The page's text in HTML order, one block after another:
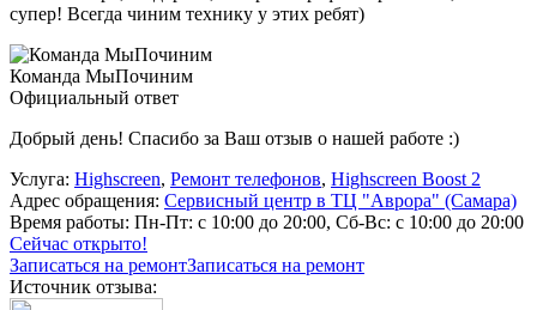
супер! Всегда чиним технику у этих ребят)
Команда МыПочиним
Официальный ответ
Добрый день! Спасибо за Ваш отзыв о нашей работе :)
Услуга: Highscreen, Ремонт телефонов, Highscreen Boost 2
Адрес обращения: Сервисный центр в ТЦ "Аврора" (Самара)
Время работы: Пн-Пт: с 10:00 до 20:00, Сб-Вс: с 10:00 до 20:00
Сейчас открыто!
Записаться на ремонтЗаписаться на ремонт
Источник отзыва: